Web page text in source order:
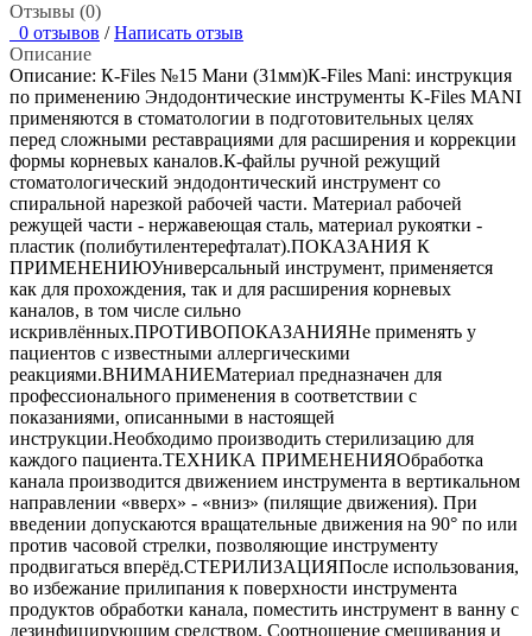
Отзывы (0)
0 отзывов / Написать отзыв
Описание
Описание: К-Files №15 Мани (31мм)К-Files Mani: инструкция
по применению Эндодонтические инструменты K-Files MANI
применяются в стоматологии в подготовительных целях
перед сложными реставрациями для расширения и коррекции
формы корневых каналов.К-файлы ручной режущий
стоматологический эндодонтический инструмент со
спиральной нарезкой рабочей части. Материал рабочей
режущей части - нержавеющая сталь, материал рукоятки -
пластик (полибутилентерефталат).ПОКАЗАНИЯ К
ПРИМЕНЕНИЮУниверсальный инструмент, применяется
как для прохождения, так и для расширения корневых
каналов, в том числе сильно
искривлённых.ПРОТИВОПОКАЗАНИЯНе применять у
пациентов с известными аллергическими
реакциями.ВНИМАНИЕМатериал предназначен для
профессионального применения в соответствии с
показаниями, описанными в настоящей
инструкции.Необходимо производить стерилизацию для
каждого пациента.ТЕХНИКА ПРИМЕНЕНИЯОбработка
канала производится движением инструмента в вертикальном
направлении «вверх» - «вниз» (пилящие движения). При
введении допускаются вращательные движения на 90° по или
против часовой стрелки, позволяющие инструменту
продвигаться вперёд.СТЕРИЛИЗАЦИЯПосле использования,
во избежание прилипания к поверхности инструмента
продуктов обработки канала, поместить инструмент в ванну с
дезинфицирующим средством. Соотношение смешивания и